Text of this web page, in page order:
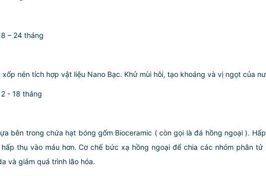
– 24 tháng
nén tích hợp vật liệu Nano Bạc. Khử mùi hôi, tạo khoáng và vị ngọt của
- 18 tháng
bên trong chứa hạt bóng gốm Bioceramic ( còn gọi là đá hồng ngoại ).
thụ vào máu hơn. Cơ chế bức xạ hồng ngoại để chia các nhóm phân
và giảm quá trình lão hóa.